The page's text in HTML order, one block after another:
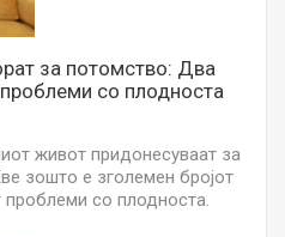
за потомство: Два
со плодноста
живот придонесуваат за
зошто е зголемен бројот
со плодноста.